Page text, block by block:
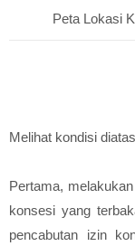
Peta Lokasi
Melihat kondisi
Pertama,
konsesi yang
pencabutan izin